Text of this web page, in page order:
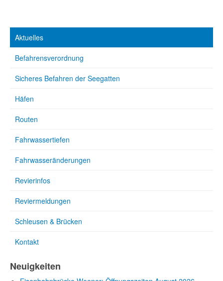
Aktuelles
Befahrensverordnung
Sicheres Befahren der Seegatten
Häfen
Routen
Fahrwassertiefen
Fahrwasseränderungen
Revierinfos
Reviermeldungen
Schleusen & Brücken
Kontakt
Neuigkeiten